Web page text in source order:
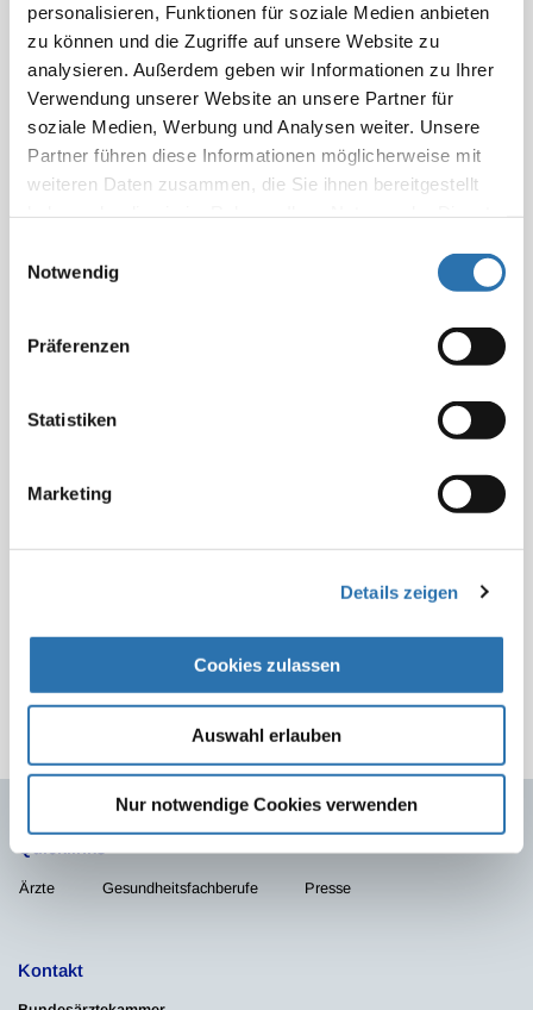
personalisieren, Funktionen für soziale Medien anbieten
zu können und die Zugriffe auf unsere Website zu
analysieren. Außerdem geben wir Informationen zu Ihrer
Verwendung unserer Website an unsere Partner für
soziale Medien, Werbung und Analysen weiter. Unsere
Partner führen diese Informationen möglicherweise mit
weiteren Daten zusammen, die Sie ihnen bereitgestellt
Cookies, wenn Sie unsere Webseite weiterhin
Notwendig
Präferenzen
Statistiken
Marketing
Details zeigen
Cookies zulassen
Auswahl erlauben
Nur notwendige Cookies verwenden
Vom 12. bis 15. Mai 2026 kamen 250 ärztliche
Abgeordnete aus ganz Deutschland in Hannover
zusammen, um gesundheitspolitische Impulse zu
setzen und wichtige berufspolitische Entscheidungen
zu treffen.
Auch an seinem letzten Sitzungstag fasste der
und berufspolitische Beschlüsse.
Ärztetages sowie weitere Informationen, wie
des BÄK-Präsidenten Dr. Klaus Reinhardt und Shorts,
Beitrag teilen:
Zur Übersicht
Ärzte Gesundheitsfachberufe Presse
Kontakt